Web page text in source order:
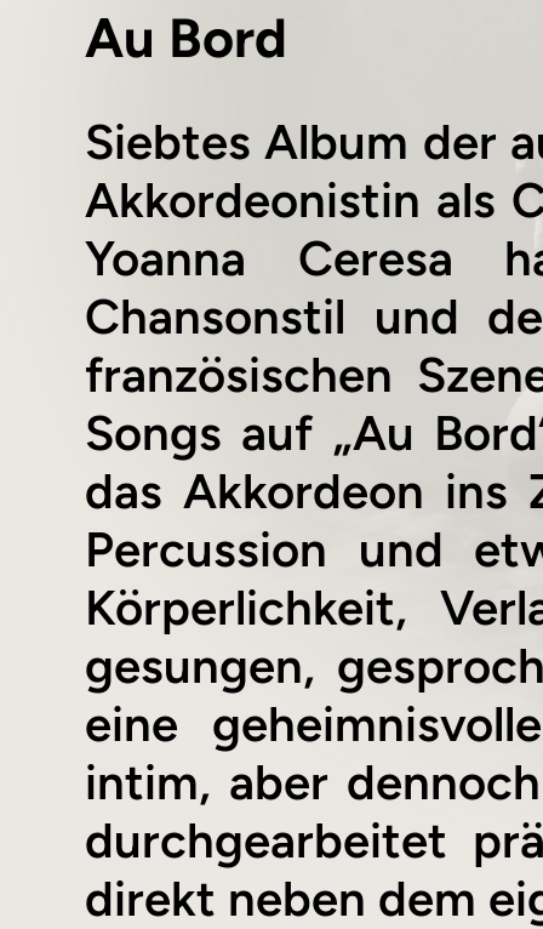
Au Bord
Siebtes Album der
Akkordeonistin als
Yoanna Ceresa
Chansonstil und
französischen
Songs auf „Au
das Akkordeon ins
Percussion und
Körperlichkeit,
gesungen,
eine
intim, aber
durchgearbeitet
direkt neben dem